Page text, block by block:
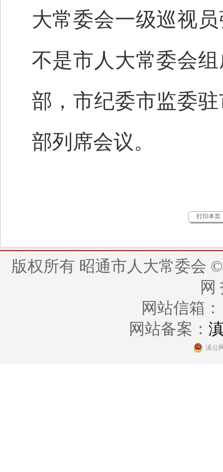
大常委会一级巡视
不是市人大常委会
部，市纪委市监委
部列席会议。
打印本页
版权所有 昭通市人大常委会 ©
网
网站信箱
网站备案：
滇公